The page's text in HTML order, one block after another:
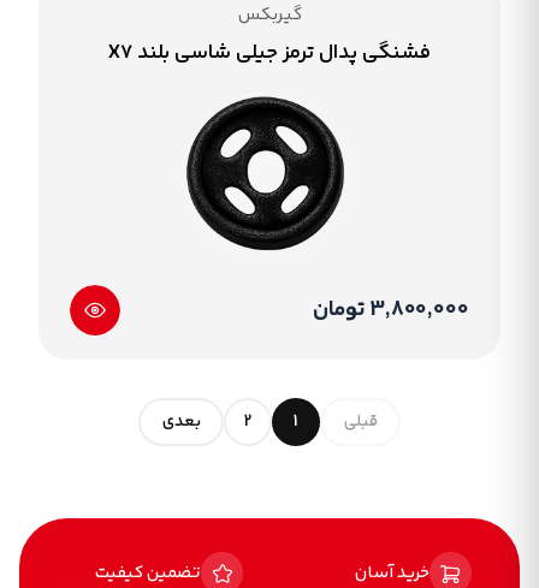
گیربکس
فشنگی پدال ترمز جیلی شاسی بلند X7
3,800,000 تومان
قبلی 1
2 بعدی
خرید آسان تضمین کیفیت